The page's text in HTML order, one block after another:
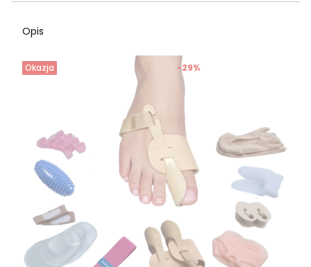
Opis
Okazja -29%